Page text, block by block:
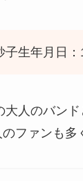
子生年月日
人のバンド
ファンも多